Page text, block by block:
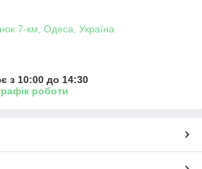
7-км, Одеса, Україна
з 10:00 до 14:30
роботи